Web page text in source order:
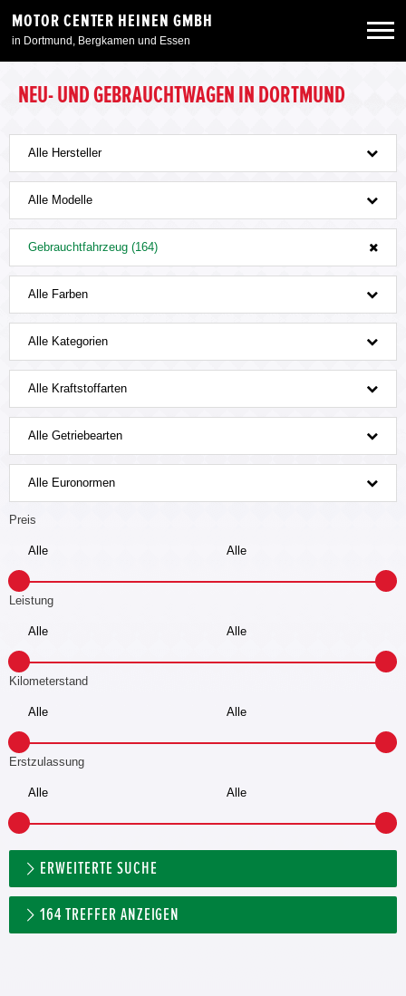
MOTOR CENTER HEINEN GMBH
in Dortmund, Bergkamen und Essen
Neuwagen
Gebrauchtwagen
Angebote
Service & Zubehör
NEU- UND GEBRAUCHTWAGEN IN DORTMUND
Alle Hersteller
Alle Modelle
Gebrauchtfahrzeug (164)
Alle Farben
Alle Kategorien
Alle Kraftstoffarten
Alle Getriebearten
Alle Euronormen
Preis
Leistung
Kilometerstand
Erstzulassung
ERWEITERTE SUCHE
164 TREFFER ANZEIGEN